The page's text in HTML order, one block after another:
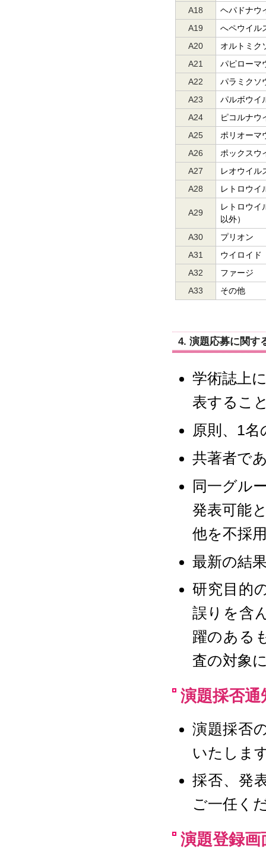
A18
ヘパドナウ
A19
へペウイル
A20
オルトミク
A21
パピローマ
A22
パラミクソ
A23
パルボウイ
A24
ピコルナウ
A25
ポリオーマ
A26
ポックスウ
A27
レオウイル
A28
レトロウイ
A29
レトロウイ
以外）
A30
プリオン
A31
ウイロイド
A32
ファージ
A33
その他
4. 演題応募に関す
学術誌上
表するこ
原則、1
共著者で
同一グル
発表可能
他を不採
最新の結
研究目的
誤りを含
躍のある
査の対象
演題採否通
演題採否
いたしま
採否、発
ご一任く
演題登録画